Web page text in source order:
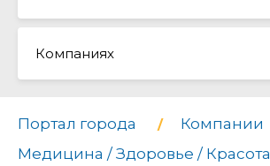
Компаниях
Портал города
Компании
Медицина / Здоровье / Красота